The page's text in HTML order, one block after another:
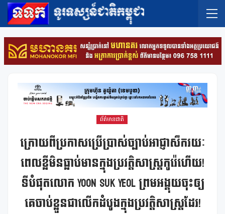
ព័ត៌មានជាតិ
ក្រោយពីប្រកាសប្រើប្រាស់ច្បាប់អាជ្ញាសឹករយៈ
ពេលខ្លីមិនធ្លាប់មានក្នុងប្រវត្តិសាស្រ្តកូរ៉េហើយ!
ទីបំផុតលោក Yoon Suk Yeol ព្រមអង្គុយចុះឲ្យ
គេចាប់ខ្លួនជាលើកដំបូងក្នុងប្រវត្តិសាស្រ្តដែរ!